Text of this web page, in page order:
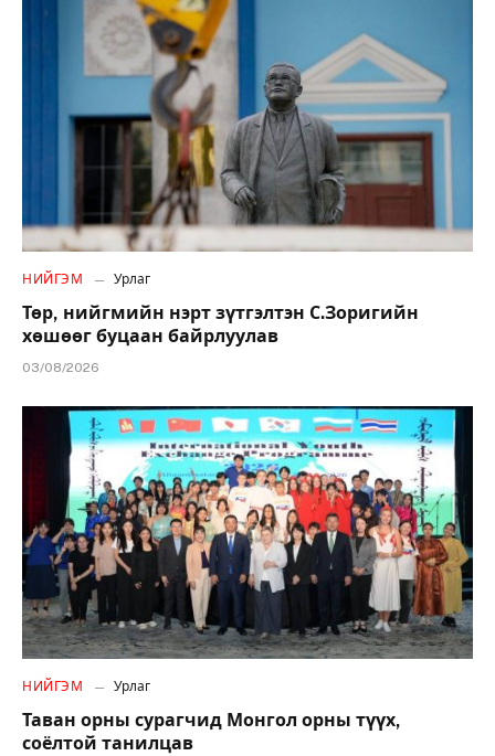
НИЙГЭМ Урлаг
Төр, нийгмийн нэрт зүтгэлтэн С.Зоригийн
хөшөөг буцаан байрлуулав
03/08/2026
НИЙГЭМ Урлаг
Таван орны сурагчид Монгол орны түүх,
соёлтой танилцав